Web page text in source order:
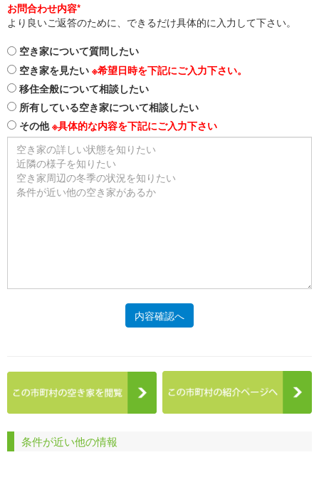
お問合わせ内容*
より良いご返答のために、できるだけ具体的に入力して下さい。
空き家について質問したい
空き家を見たい ※希望日時を下記にご入力下さい。
移住全般について相談したい
所有している空き家について相談したい
その他※具体的な内容を下記にご入力下さい
内容確認へ
条件が近い他の情報